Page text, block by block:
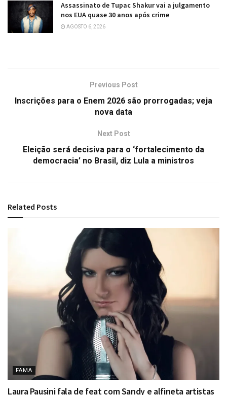
Assassinato de Tupac Shakur vai a julgamento
nos EUA quase 30 anos após crime
AGOSTO 6, 2026
Previous Post
Inscrições para o Enem 2026 são prorrogadas; veja
nova data
Next Post
Eleição será decisiva para o ‘fortalecimento da
democracia’ no Brasil, diz Lula a ministros
Related Posts
FAMA
Laura Pausini fala de feat com Sandy e alfineta artistas